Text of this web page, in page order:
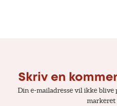
Skriv en
Din e-mailadresse vil ikke blive
markeret